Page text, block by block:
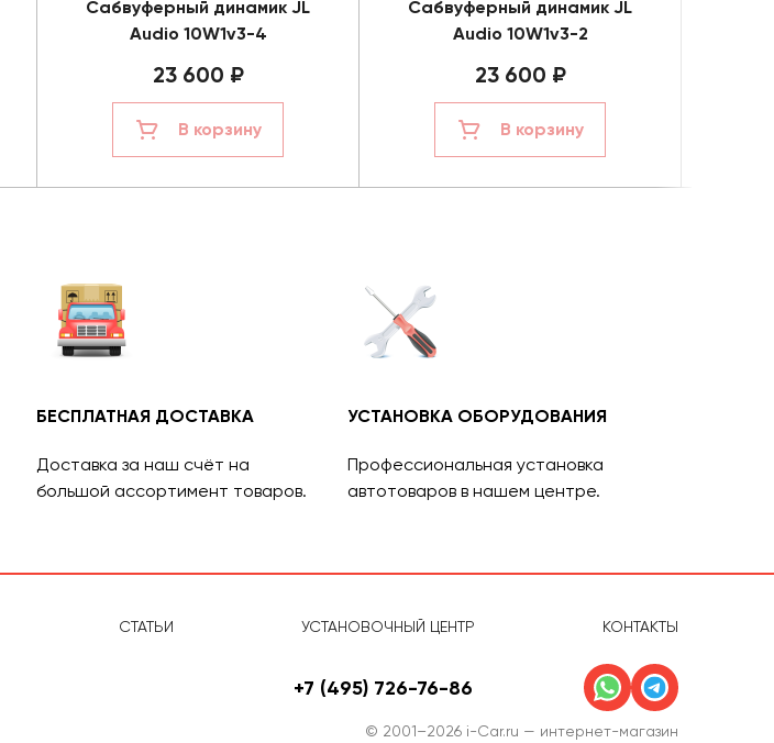
Сабвуферный динамик JL
Audio 10W1v3-4
23 600 ₽
В корзину
Сабвуферный динамик JL
Audio 10W1v3-2
23 600 ₽
В корзину
БЕСПЛАТНАЯ ДОСТАВКА
Доставка за наш счёт на
большой ассортимент товаров.
УСТАНОВКА ОБОРУДОВАНИЯ
Профессиональная установка
автотоваров в нашем центре.
СТАТЬИ УСТАНОВОЧНЫЙ ЦЕНТР КОНТАКТЫ
+7 (495) 726-76-86
© 2001–2026 i-Car.ru — интернет-магазин